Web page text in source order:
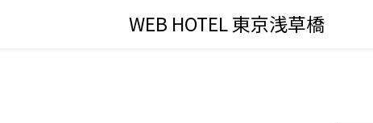
WEB HOTEL 東京浅草橋